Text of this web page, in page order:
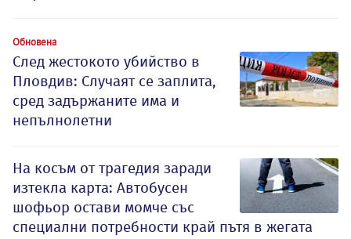
Обновена
След жестокото убийство в
Пловдив: Случаят се заплита,
сред задържаните има и
непълнолетни
На косъм от трагедия заради
изтекла карта: Автобусен
шофьор остави момче със
специални потребности край пътя в жегата